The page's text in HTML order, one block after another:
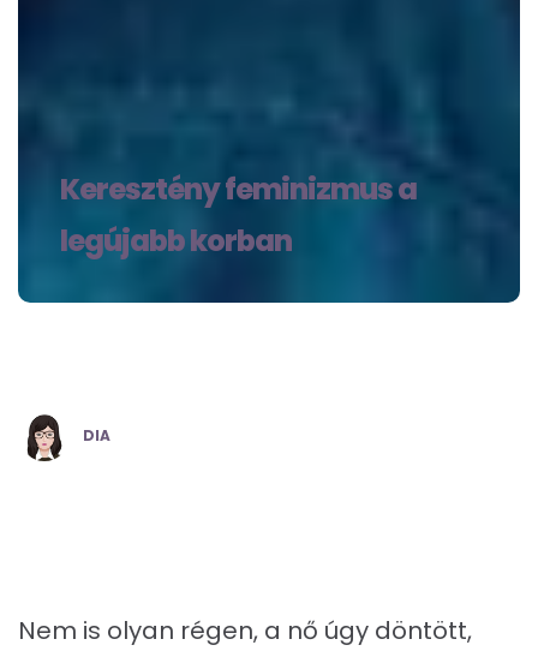
Keresztény feminizmus a
legújabb korban
POSTED
DIA
Nem is olyan régen, a nő úgy döntött,